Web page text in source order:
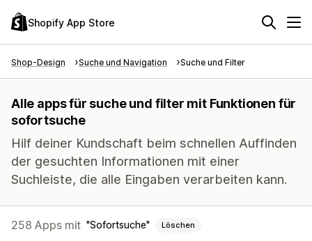
Shopify App Store
Shop-Design Suche und Navigation Suche und Filter
Alle apps für suche und filter mit Funktionen für
sofortsuche
Hilf deiner Kundschaft beim schnellen Auffinden
der gesuchten Informationen mit einer
Suchleiste, die alle Eingaben verarbeiten kann.
258 Apps mit Sofortsuche Löschen